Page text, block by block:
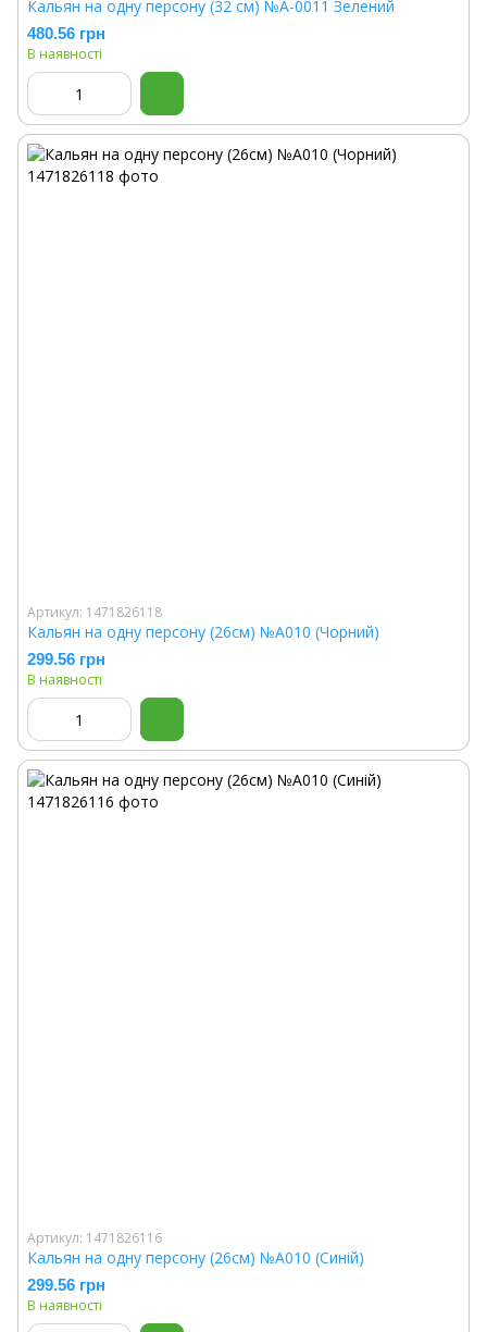
Кальян на одну персону (32 см) №A-0011 Зелений
480.56 грн
В наявності
Артикул: 1471826118
Кальян на одну персону (26см) №A010 (Чорний)
299.56 грн
В наявності
Артикул: 1471826116
Кальян на одну персону (26см) №A010 (Синій)
299.56 грн
В наявності